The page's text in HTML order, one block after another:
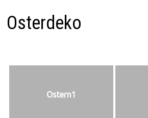
Osterdeko
Ostern1